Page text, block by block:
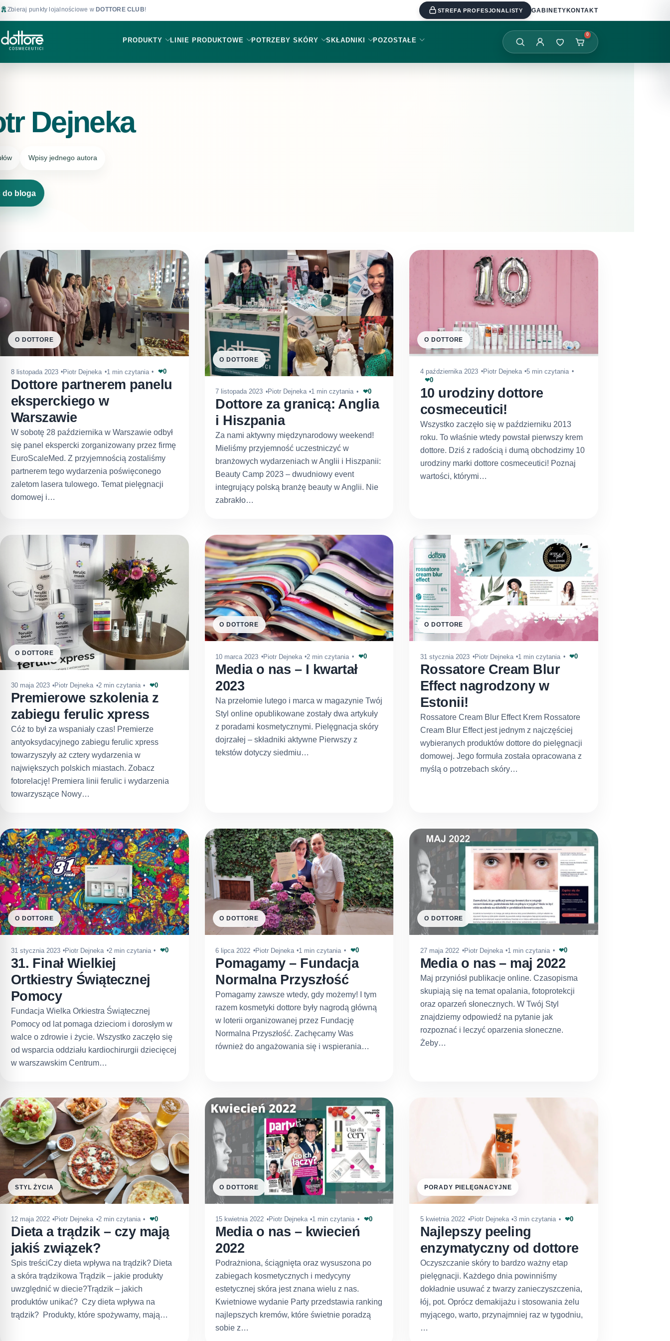
Zbieraj punkty lojalnościowe w DOTTORE CLUB! STREFA PROFESJONALISTY GABINETY KONTAKT
PRODUKTY LINIE PRODUKTOWE POTRZEBY SKÓRY SKŁADNIKI POZOSTAŁE
0
Dejneka
Wpisy jednego autora
do bloga
O DOTTORE
8 listopada 2023 Piotr Dejneka 1 min czytania ❤0
Dottore partnerem panelu
eksperckiego w
Warszawie
W sobotę 28 października w Warszawie odbył
się panel ekspercki zorganizowany przez firmę
EuroScaleMed. Z przyjemnością zostaliśmy
partnerem tego wydarzenia poświęconego
zaletom lasera tulowego. Temat pielęgnacji
domowej i…
O DOTTORE
7 listopada 2023 Piotr Dejneka 1 min czytania ❤0
Dottore za granicą: Anglia
i Hiszpania
Za nami aktywny międzynarodowy weekend!
Mieliśmy przyjemność uczestniczyć w
branżowych wydarzeniach w Anglii i Hiszpanii:
Beauty Camp 2023 – dwudniowy event
integrujący polską branżę beauty w Anglii. Nie
zabrakło…
O DOTTORE
4 października 2023 Piotr Dejneka 5 min czytania
❤0
10 urodziny dottore
cosmeceutici!
Wszystko zaczęło się w październiku 2013
roku. To właśnie wtedy powstał pierwszy krem
dottore. Dziś z radością i dumą obchodzimy 10
urodziny marki dottore cosmeceutici! Poznaj
wartości, którymi…
O DOTTORE
30 maja 2023 Piotr Dejneka 2 min czytania ❤0
Premierowe szkolenia z
zabiegu ferulic xpress
Cóż to był za wspaniały czas! Premierze
antyoksydacyjnego zabiegu ferulic xpress
towarzyszyły aż cztery wydarzenia w
największych polskich miastach. Zobacz
fotorelację! Premiera linii ferulic i wydarzenia
towarzyszące Nowy…
O DOTTORE
10 marca 2023 Piotr Dejneka 2 min czytania ❤0
Media o nas – I kwartał
2023
Na przełomie lutego i marca w magazynie Twój
Styl online opublikowane zostały dwa artykuły
z poradami kosmetycznymi. Pielęgnacja skóry
dojrzałej – składniki aktywne Pierwszy z
tekstów dotyczy siedmiu…
O DOTTORE
31 stycznia 2023 Piotr Dejneka 1 min czytania ❤0
Rossatore Cream Blur
Effect nagrodzony w
Estonii!
Rossatore Cream Blur Effect Krem Rossatore
Cream Blur Effect jest jednym z najczęściej
wybieranych produktów dottore do pielęgnacji
domowej. Jego formuła została opracowana z
myślą o potrzebach skóry…
O DOTTORE
31 stycznia 2023 Piotr Dejneka 2 min czytania ❤0
31. Finał Wielkiej
Ortkiestry Świątecznej
Pomocy
Fundacja Wielka Orkiestra Świątecznej
Pomocy od lat pomaga dzieciom i dorosłym w
walce o zdrowie i życie. Wszystko zaczęło się
od wsparcia oddziału kardiochirurgii dziecięcej
w warszawskim Centrum…
O DOTTORE
6 lipca 2022 Piotr Dejneka 1 min czytania ❤0
Pomagamy – Fundacja
Normalna Przyszłość
Pomagamy zawsze wtedy, gdy możemy! I tym
razem kosmetyki dottore były nagrodą główną
w loterii organizowanej przez Fundację
Normalna Przyszłość. Zachęcamy Was
również do angażowania się i wspierania…
O DOTTORE
27 maja 2022 Piotr Dejneka 1 min czytania ❤0
Media o nas – maj 2022
Maj przyniósł publikacje online. Czasopisma
skupiają się na temat opalania, fotoprotekcji
oraz oparzeń słonecznych. W Twój Styl
znajdziemy odpowiedź na pytanie jak
rozpoznać i leczyć oparzenia słoneczne.
Żeby…
STYL ŻYCIA
12 maja 2022 Piotr Dejneka 2 min czytania ❤0
Dieta a trądzik – czy mają
jakiś związek?
Spis treściCzy dieta wpływa na trądzik? Dieta
a skóra trądzikowa Trądzik – jakie produkty
uwzględnić w diecie?Trądzik – jakich
produktów unikać? Czy dieta wpływa na
trądzik? Produkty, które spożywamy, mają…
O DOTTORE
15 kwietnia 2022 Piotr Dejneka 1 min czytania ❤0
Media o nas – kwiecień
2022
Podrażniona, ściągnięta oraz wysuszona po
zabiegach kosmetycznych i medycyny
estetycznej skóra jest znana wielu z nas.
Kwietniowe wydanie Party przedstawia ranking
najlepszych kremów, które świetnie poradzą
sobie z…
PORADY PIELĘGNACYJNE
5 kwietnia 2022 Piotr Dejneka 3 min czytania ❤0
Najlepszy peeling
enzymatyczny od dottore
Oczyszczanie skóry to bardzo ważny etap
pielęgnacji. Każdego dnia powinniśmy
dokładnie usuwać z twarzy zanieczyszczenia,
łój, pot. Oprócz demakijażu i stosowania żelu
myjącego, warto, przynajmniej raz w tygodniu,
…